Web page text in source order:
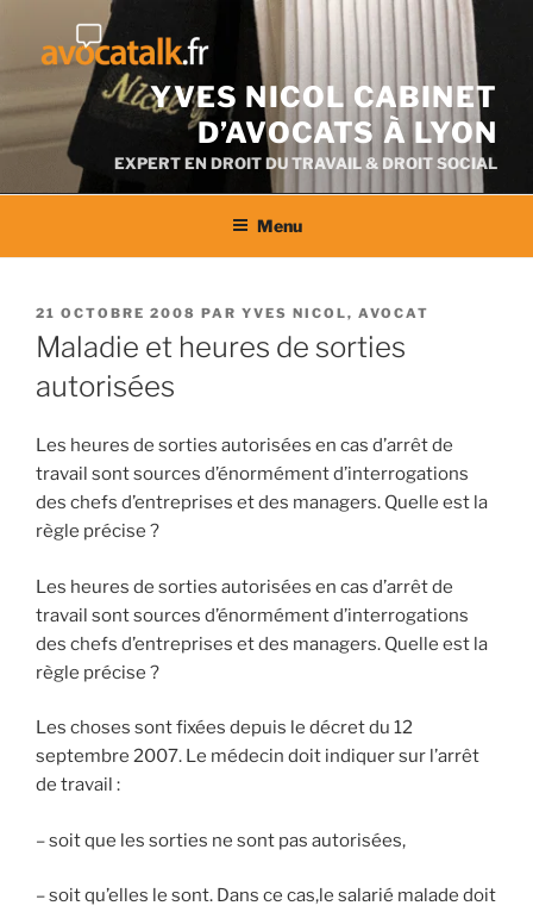
contenu
YVES NICOL CABINET
D’AVOCATS À LYON
EXPERT EN DROIT DU TRAVAIL & DROIT SOCIAL
Menu
PUBLIÉ
LE
21 OCTOBRE 2008 PAR YVES NICOL, AVOCAT
Maladie et heures de sorties
autorisées
Les heures de sorties autorisées en cas d’arrêt de
travail sont sources d’énormément d’interrogations
des chefs d’entreprises et des managers. Quelle est la
règle précise ?
Les heures de sorties autorisées en cas d’arrêt de
travail sont sources d’énormément d’interrogations
des chefs d’entreprises et des managers. Quelle est la
règle précise ?
Les choses sont fixées depuis le décret du 12
septembre 2007. Le médecin doit indiquer sur l’arrêt
de travail :
– soit que les sorties ne sont pas autorisées,
– soit qu’elles le sont. Dans ce cas,le salarié malade doit